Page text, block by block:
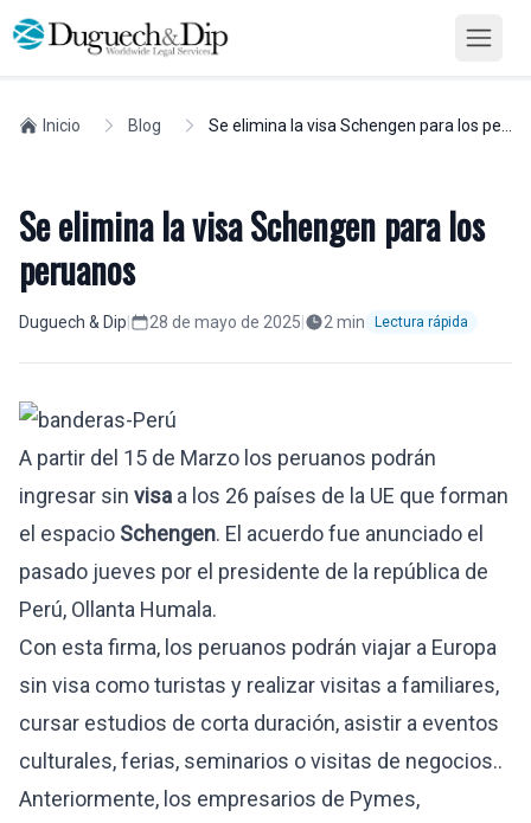
Inicio Blog
Se elimina la visa Schengen para los
peruanos
Duguech & Dip 28 de mayo de 2025 2 min Lectura rápida
A partir del 15 de Marzo los peruanos podrán
ingresar sin visa a los 26 países de la UE que forman
el espacio Schengen. El acuerdo fue anunciado el
pasado jueves por el presidente de la república de
Perú, Ollanta Humala.
Con esta firma, los peruanos podrán viajar a Europa
sin visa como turistas y realizar visitas a familiares,
cursar estudios de corta duración, asistir a eventos
culturales, ferias, seminarios o visitas de negocios..
Anteriormente, los empresarios de Pymes,